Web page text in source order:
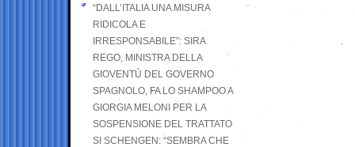
“DALL’ITALIA UNA MISURA
RIDICOLA E
IRRESPONSABILE”: SIRA
REGO, MINISTRA DELLA
GIOVENTÙ DEL GOVERNO
SPAGNOLO, FA LO SHAMPOO A
GIORGIA MELONI PER LA
SOSPENSIONE DEL TRATTATO
SI SCHENGEN: “SEMBRA CHE